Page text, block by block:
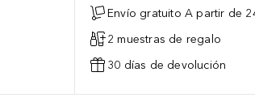
Envío gratuito A partir de
2 muestras de regalo
30 días de devolución